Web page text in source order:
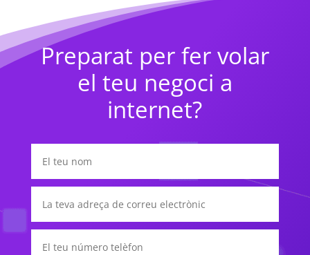
Preparat per fer volar
el teu negoci a
internet?